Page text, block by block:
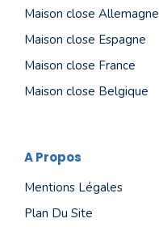
Maison close Allemagne
Maison close Espagne
Maison close France
Maison close Belgique
A Propos
Mentions Légales
Plan Du Site